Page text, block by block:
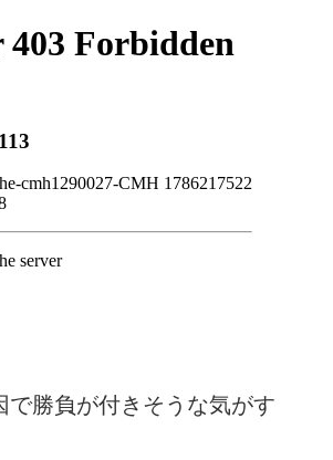
で勝負が付きそうな気がす